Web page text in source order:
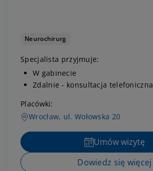
Neurochirurg
Specjalista przyjmuje:
W gabinecie
Zdalnie - konsultacja telefoniczna
Placówki:
Wrocław, ul. Wołowska 20
Umów wizytę
Dowiedz się więcej